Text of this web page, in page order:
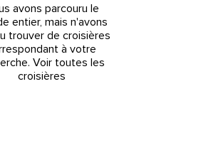
avons parcouru le
entier, mais n'avons
trouver de croisières
à votre
Voir toutes les
croisières